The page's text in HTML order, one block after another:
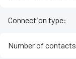
Connection type:
Number of contacts